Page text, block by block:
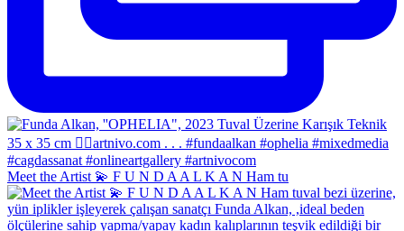
Meet the Artist 💫 F U N D A A L K A N Ham tu